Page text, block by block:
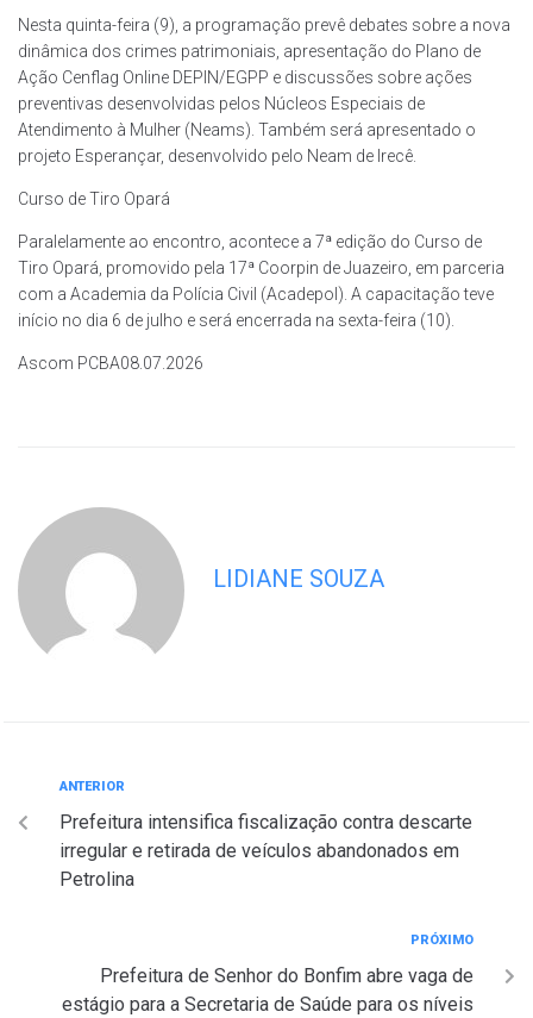
Nesta quinta-feira (9), a programação prevê debates sobre a nova
dinâmica dos crimes patrimoniais, apresentação do Plano de
Ação Cenflag Online DEPIN/EGPP e discussões sobre ações
preventivas desenvolvidas pelos Núcleos Especiais de
Atendimento à Mulher (Neams). Também será apresentado o
projeto Esperançar, desenvolvido pelo Neam de Irecê.
Curso de Tiro Opará
Paralelamente ao encontro, acontece a 7ª edição do Curso de
Tiro Opará, promovido pela 17ª Coorpin de Juazeiro, em parceria
com a Academia da Polícia Civil (Acadepol). A capacitação teve
início no dia 6 de julho e será encerrada na sexta-feira (10).
Ascom PCBA08.07.2026
LIDIANE SOUZA
ANTERIOR
Prefeitura intensifica fiscalização contra descarte
irregular e retirada de veículos abandonados em
Petrolina
PRÓXIMO
Prefeitura de Senhor do Bonfim abre vaga de
estágio para a Secretaria de Saúde para os níveis